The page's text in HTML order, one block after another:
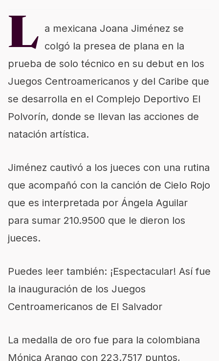
L a mexicana Joana Jiménez se
colgó la presea de plana en la
prueba de solo técnico en su debut en los
Juegos Centroamericanos y del Caribe que
se desarrolla en el Complejo Deportivo El
Polvorín, donde se llevan las acciones de
natación artística.
Jiménez cautivó a los jueces con una rutina
que acompañó con la canción de Cielo Rojo
que es interpretada por Ángela Aguilar
para sumar 210.9500 que le dieron los
jueces.
Puedes leer también: ¡Espectacular! Así fue
la inauguración de los Juegos
Centroamericanos de El Salvador
La medalla de oro fue para la colombiana
Mónica Arango con 223.7517 puntos,